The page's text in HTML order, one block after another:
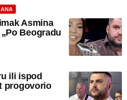
Asmina
Beogradu
ili ispod
progovorio